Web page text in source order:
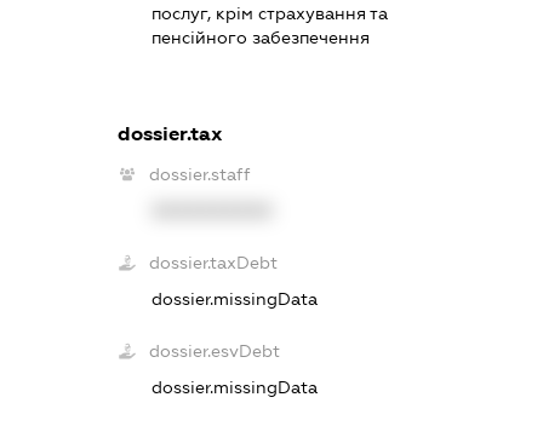
послуг, крім страхування та
пенсійного забезпечення
dossier.tax
dossier.staff
dossier.taxDebt
dossier.missingData
dossier.esvDebt
dossier.missingData